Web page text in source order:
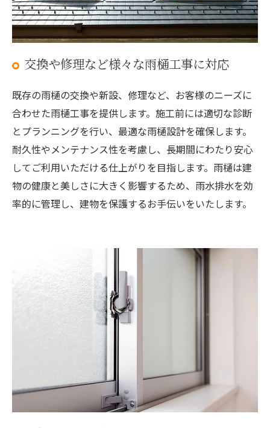
交換や修理など様々な雨樋工事に対応
既存の雨樋の交換や新設、修理など、お客様のニーズに
合わせた雨樋工事を提供します。施工前には適切な診断
とプランニングを行い、最適な雨樋設計を確保します。
耐久性やメンテナンス性を考慮し、長期間にわたり安心
してご利用いただける仕上がりを目指します。雨樋は建
物の健康と美しさに大きく影響するため、雨水排水を効
率的に管理し、建物を保護するお手伝いをいたします。